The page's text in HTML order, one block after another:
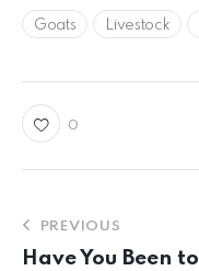
Goats Livestock
0
PREVIOUS
Have You Been to